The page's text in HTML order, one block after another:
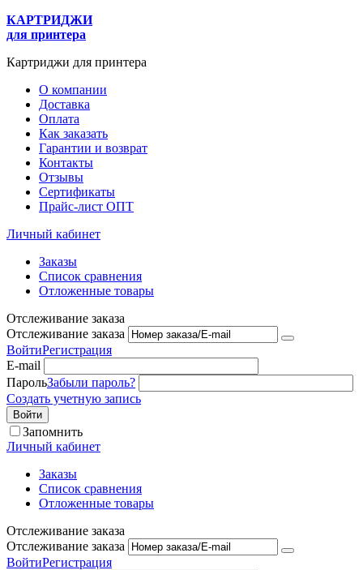
КАРТРИДЖИ
для принтера
Картриджи для принтера
О компании
Доставка
Оплата
Как заказать
Гарантии и возврат
Контакты
Отзывы
Сертификаты
Прайс-лист ОПТ
Личный кабинет
Заказы
Список сравнения
Отложенные товары
Отслеживание заказа
Отслеживание заказа
ВойтиРегистрация
E-mail
ПарольЗабыли пароль?
Создать учетную запись
Войти
Запомнить
Личный кабинет
Заказы
Список сравнения
Отложенные товары
Отслеживание заказа
Отслеживание заказа
ВойтиРегистрация